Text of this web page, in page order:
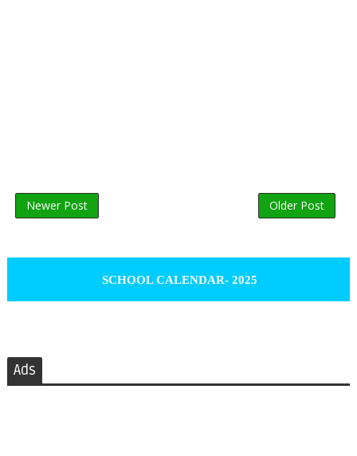
Newer Post Older Post
SCHOOL CALENDAR- 2025
Ads